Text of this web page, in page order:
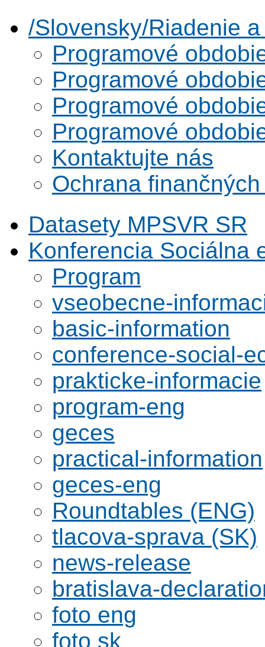
/Slovensky/Riadenie
Programové
Programové
Programové
Programové
Kontaktujte nás
Ochrana
Datasety MPSVR SR
Konferencia Sociálna
Program
vseobecne-
basic-information
conference-social-
prakticke-informacie
program-eng
geces
practical-information
geces-eng
Roundtables (ENG)
tlacova-sprava (SK)
news-release
bratislava-
foto eng
foto sk